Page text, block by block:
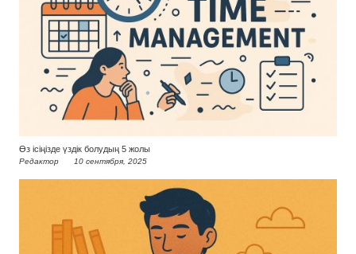
Өз ісіңізде үздік болудың 5 жолы
Редактор 10 сентября, 2025